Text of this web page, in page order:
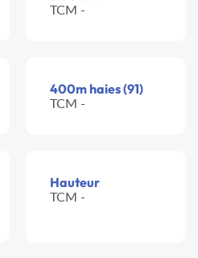
TCM -
400m haies (91)
TCM -
Hauteur
TCM -